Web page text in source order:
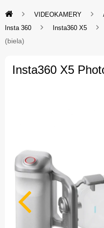
VIDEOKAMERY
Insta 360
Insta360 X5
(biela)
Insta360 X5